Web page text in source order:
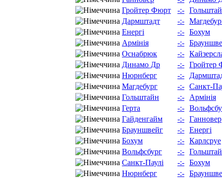
Гройтер Фюрт
-:-
Дармштадт
-:-
Енергі
-:- Бохум
Армінія
-:-
Оснабрюк
-:-
Динамо Др
-:- Гройтер
Нюрнберг
-:-
Магдебург
-:- Санкт-
Гольштайн
-:-
Армінія
Герта
-:-
Гайденгайм
-:- Ганновер
Брауншвейг
-:- Енергі
Бохум
-:- Карлсруе
Вольфсбург
-:-
Санкт-Паулі
-:- Бохум
Нюрнберг
-:-